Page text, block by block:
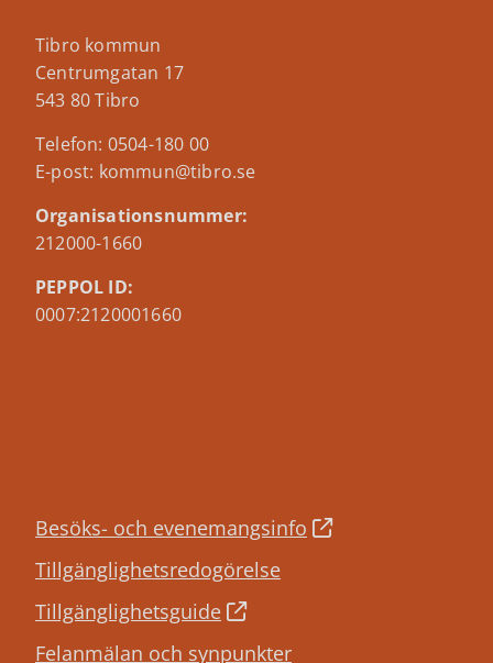
Tibro kommun
Centrumgatan 17
543 80 Tibro
Telefon: 0504-180 00
E-post: kommun@tibro.se
Organisationsnummer:
212000-1660
PEPPOL ID:
0007:2120001660
Besöks- och evenemangsinfo
Tillgänglighetsredogörelse
Tillgänglighetsguide
Felanmälan och synpunkter